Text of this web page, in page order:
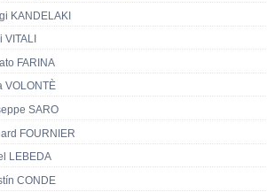
KANDELAKI
VITALI
FARINA
VOLONTÈ
SARO
FOURNIER
LEBEDA
CONDE